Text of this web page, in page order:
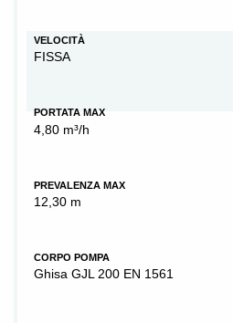
VELOCITÀ
FISSA
PORTATA MAX
4,80 m³/h
PREVALENZA MAX
12,30 m
CORPO POMPA
Ghisa GJL 200 EN 1561